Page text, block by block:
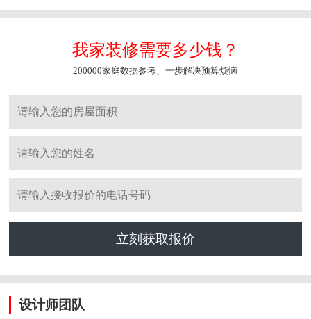
我家装修需要多少钱？
200000家庭数据参考、一步解决预算烦恼
立刻获取报价
设计师团队